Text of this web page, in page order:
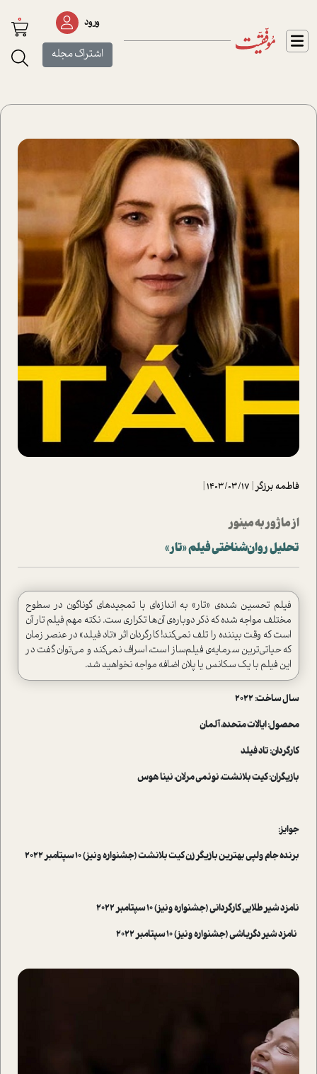
ورود
اشتراک مجله
0
فاطمه برزگر|
1403/03/17
|
از ماژور به مینور
تحلیل روان‌شناختی فیلم «تار»
فیلم تحسین‌ شده‌ی «تار» به اندازه‌ای با تمجید‌های گوناگون در سطوح
مختلف مواجه شده که ذکر دوباره‌ی آن‌ها تکراری ست. نکته مهم فیلم تار آن
است که وقت بیننده را تلف نمی‌کند! کارگردان اثر «تاد فیلد» در عنصر زمان
که حیاتی‌ترین سرمایه‌ی فیلم‌ساز است، اسراف نمی‌کند و می‌توان گفت در
این فیلم با یک سکانس یا پلان اضافه مواجه نخواهید شد.
سال ساخت: 2022
محصول: ایالات متحده، آلمان
کارگردان: تاد فیلد
بازیگران: کیت بلانشت، نوئمی مرلان، نینا هوس
جوایز:
برنده جام ولپی بهترین بازیگر زن کیت بلانشت (جشنواره ونیز) 10 سپتامبر 2022
نامزد شیر طلایی کارگردانی (جشنواره ونیز) 10 سپتامبر 2022
نامزد شیر دگرباشی (جشنواره ونیز) 10 سپتامبر 2022